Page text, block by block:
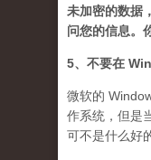
未加密的数据
问您的信息。
5、不要在
微软的
作系统，但是
可不是什么好